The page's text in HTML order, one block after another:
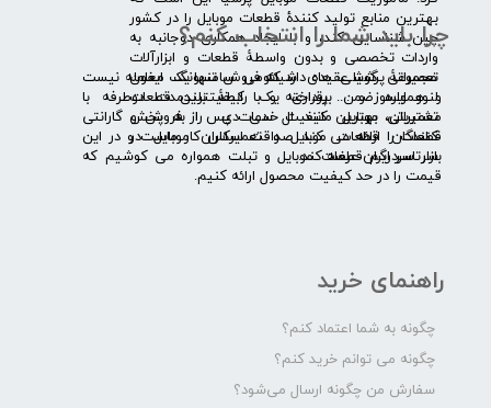
بهترین منابع تولید کنندۀ قطعات موبایل را در کشور
چین شناسایی کند، و با ایجاد همکاری دوجانبه به
واردات تخصصی و بدون واسطۀ قطعات و ابزارآلات
تعمیراتی گوشی های شیائومی سامسونگ ایفون
لنوو ایسوز و .... پرداخته و با کیفیت­ترین قطعات
تعمیراتی موبایل مانند ال سی دی را به پخش
کنندگان قطعات موبایل و تعمیرکاران موبایل در
سرتاسر ایران عرضه کند.
راهنمای خرید
چگونه به شما اعتماد کنم؟
چگونه می توانم خرید کنم؟
سفارش من چگونه ارسال می‌شود؟
چرا باید شما را انتخاب کنم؟
​​ ​مجموعۀ پرشیا عقیده دارد که فروش تنها یک معامله نیست
و همواره ضمن برقراری یک رابطۀ بلندمدت دوطرفه با
مشتریان، بهترین کیفیت خدمات پس از فروش و گارانتی
قطعات را ارائه می­ کند. صداقت اساس کار ماست و در این
بازار سردرگم قطعات موبایل و تبلت همواره می کوشیم که
قیمت را در حد کیفیت محصول ارائه کنیم.